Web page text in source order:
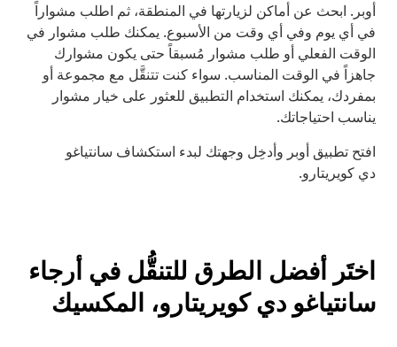
أوبر. ابحث عن أماكن لزيارتها في المنطقة، ثم اطلب مشواراً
في أي يوم وفي أي وقت من الأسبوع. يمكنك طلب مشوار في
الوقت الفعلي أو طلب مشوار مُسبقاً حتى يكون مشوارك
جاهزاً في الوقت المناسب. سواء كنت تتنقَّل مع مجموعة أو
بمفردك، يمكنك استخدام التطبيق للعثور على خيار مشوار
يناسب احتياجاتك.
افتح تطبيق أوبر وأدخِل وجهتك لبدء استكشاف سانتياغو
دي كويريتارو.
اختَر أفضل الطرق للتنقُّل في أرجاء
سانتياغو دي كويريتارو، المكسيك